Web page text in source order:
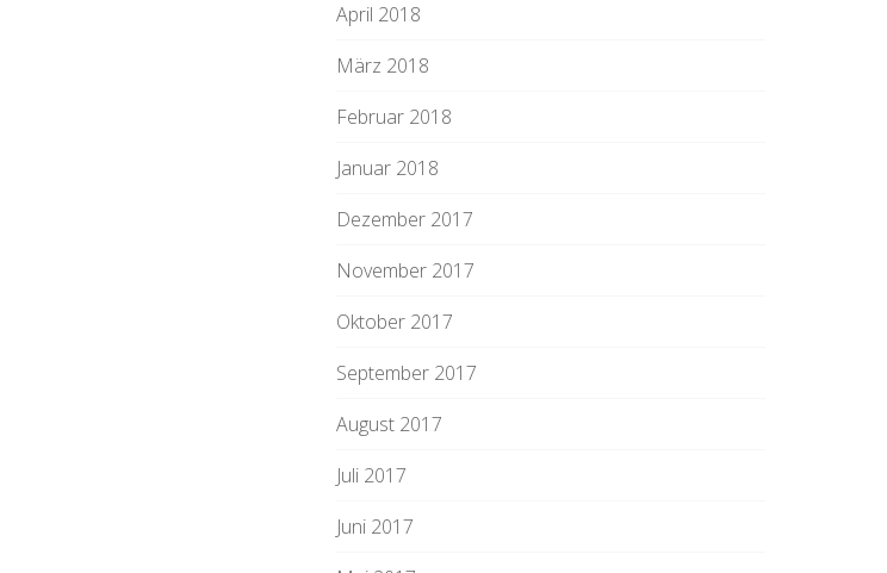
April 2018
März 2018
Februar 2018
Januar 2018
Dezember 2017
November 2017
Oktober 2017
September 2017
August 2017
Juli 2017
Juni 2017